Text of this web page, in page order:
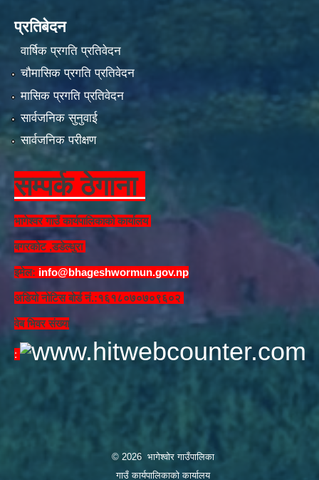
प्रतिबेदन
वार्षिक प्रगति प्रतिवेदन
चौमासिक प्रगति प्रतिवेदन
मासिक प्रगति प्रतिवेदन
सार्वजनिक सुनुवाई
सार्वजनिक परीक्षण
सम्पर्क ठेगाना
भागेश्वर गाउँ कार्यपालिकाको कार्यालय
बगरकोट ,डडेल्धुरा
इमेल: info@bhageshwormun.gov.np
अडियो नोटिस बोर्ड नं.:१६१८०७०७०९६०२
वेब भिवर संख्या
: ​
© 2026 भागेश्वोर गाउँपालिका
गाउँ कार्यपालिकाको कार्यालय